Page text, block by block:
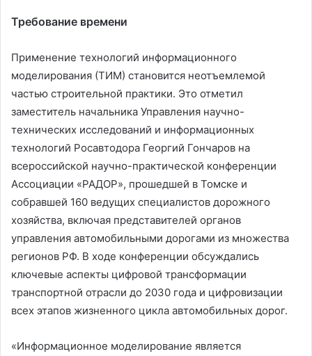
Требование времени
Применение технологий информационного
моделирования (ТИМ) становится неотъемлемой
частью строительной практики. Это отметил
заместитель начальника Управления научно-
технических исследований и информационных
технологий Росавтодора Георгий Гончаров на
всероссийской научно-практической конференции
Ассоциации «РАДОР», прошедшей в Томске и
собравшей 160 ведущих специалистов дорожного
хозяйства, включая представителей органов
управления автомобильными дорогами из множества
регионов РФ. В ходе конференции обсуждались
ключевые аспекты цифровой трансформации
транспортной отрасли до 2030 года и цифровизации
всех этапов жизненного цикла автомобильных дорог.
«Информационное моделирование является